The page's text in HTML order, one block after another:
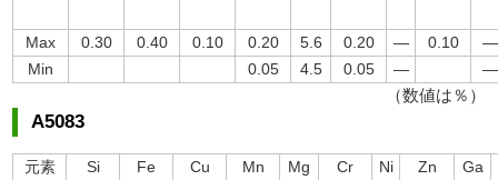
Max 0.30 0.40 0.10 0.20 5.6 0.20 ― 0.10
―
Min
0.05 4.5 0.05 ― ―
（数値は％）
A5083
元素 Si Fe Cu Mn Mg Cr Ni Zn Ga